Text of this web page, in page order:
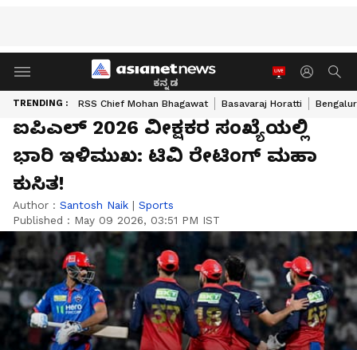
ಕನ್ನಡ
TRENDING : RSS Chief Mohan Bhagawat Basavaraj Horatti
ಐಪಿಎಲ್ 2026 ವೀಕ್ಷಕರ ಸಂಖ್ಯೆಯಲ್ಲಿ
ಭಾರಿ ಇಳಿಮುಖ: ಟಿವಿ ರೇಟಿಂಗ್ ಮಹಾ
ಕುಸಿತ!
Author : Santosh Naik | Sports
Published : May 09 2026, 03:51 PM IST